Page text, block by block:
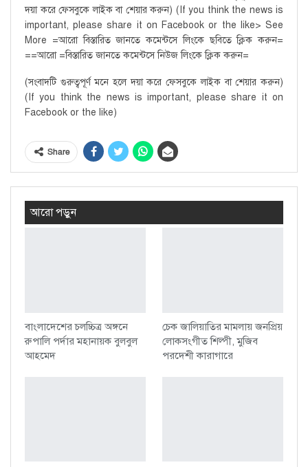
দয়া করে ফেসবুকে লাইক বা শেয়ার করুন) (If you think the news is
important, please share it on Facebook or the like> See
More =আরো বিস্তারিত জানতে কমেন্টসে লিংকে ছবিতে ক্লিক করুন=
==আরো =বিস্তারিত জানতে কমেন্টসে নিউজ লিংকে ক্লিক করুন=
(সংবাদটি গুরুত্বপূর্ণ মনে হলে দয়া করে ফেসবুকে লাইক বা শেয়ার করুন)
(If you think the news is important, please share it on
Facebook or the like)
Share
আরো পড়ুন
বাংলাদেশের চলচ্চিত্র অঙ্গনে
রুপালি পর্দার মহানায়ক বুলবুল
আহমেদ
চেক জালিয়াতির মামলায় জনপ্রিয়
লোকসংগীত শিল্পী, মুজিব
পরদেশী কারাগারে